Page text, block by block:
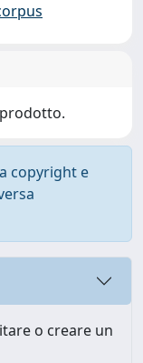
copyright e
o creare un